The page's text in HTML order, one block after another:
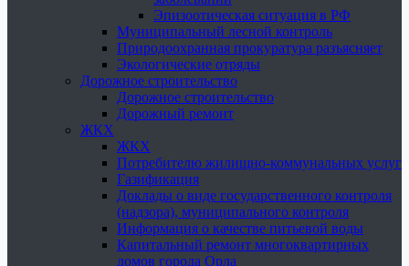
Эпизоотическая ситуация в РФ
Муниципальный лесной контроль
Природоохранная прокуратура разъясняет
Экологические отряды
Дорожное строительство
Дорожное строительство
Дорожный ремонт
ЖКХ
ЖКХ
Потребителю жилищно-коммунальных услуг
Газификация
Доклады о виде государственного контроля
(надзора), муниципального контроля
Информация о качестве питьевой воды
Капитальный ремонт многоквартирных
домов города Орла